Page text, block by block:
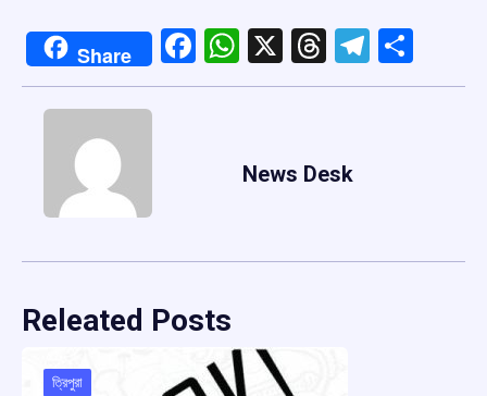
Share Facebook
WhatsApp
X Threads
News Desk
Releated Posts
ত্রিপুরা